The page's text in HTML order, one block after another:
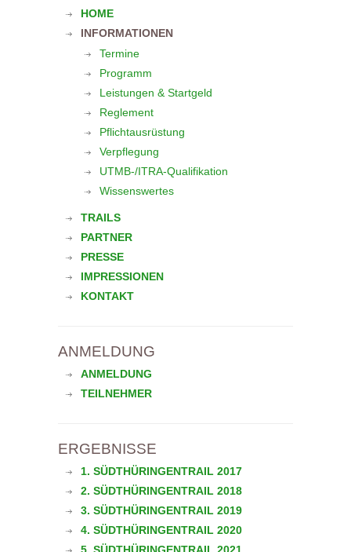
HOME
INFORMATIONEN
Termine
Programm
Leistungen & Startgeld
Reglement
Pflichtausrüstung
Verpflegung
UTMB-/ITRA-Qualifikation
Wissenswertes
TRAILS
PARTNER
PRESSE
IMPRESSIONEN
KONTAKT
ANMELDUNG
ANMELDUNG
TEILNEHMER
ERGEBNISSE
1. SÜDTHÜRINGENTRAIL 2017
2. SÜDTHÜRINGENTRAIL 2018
3. SÜDTHÜRINGENTRAIL 2019
4. SÜDTHÜRINGENTRAIL 2020